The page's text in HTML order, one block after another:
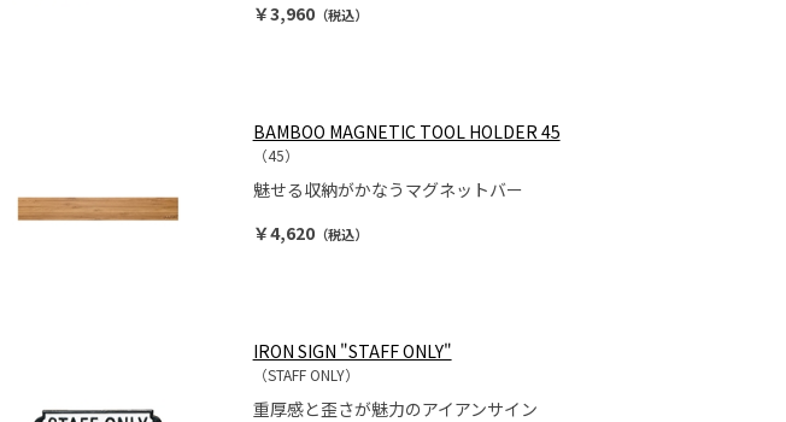
￥3,960（税込）
BAMBOO MAGNETIC TOOL HOLDER 45
（45）
魅せる収納がかなうマグネットバー
￥4,620（税込）
IRON SIGN "STAFF ONLY"
（STAFF ONLY）
重厚感と歪さが魅力のアイアンサイン